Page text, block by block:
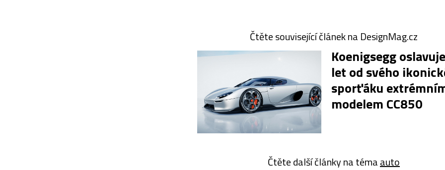
Čtěte související článek na DesignMag.cz
Koenigsegg
let od svého
sporťáku
modelem CC850
Čtěte další články na témaauto